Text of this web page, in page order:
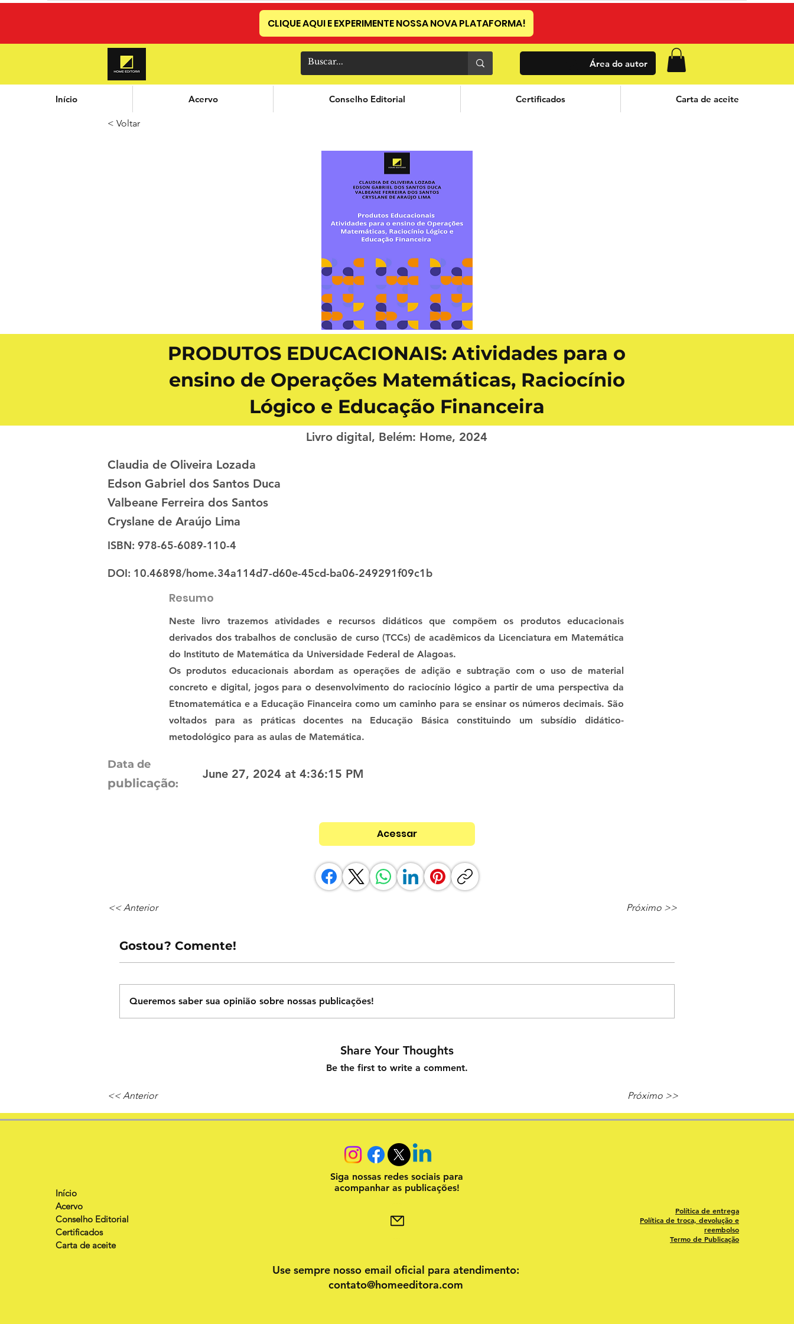
Área do autor
CLIQUE AQUI E EXPERIMENTE NOSSA NOVA PLATAFORMA!
Início Acervo Conselho Editorial Certificados Carta de aceite
< Voltar
PRODUTOS EDUCACIONAIS: Atividades para o
ensino de Operações Matemáticas, Raciocínio
Lógico e Educação Financeira
Livro digital, Belém: Home, 2024
Claudia de Oliveira Lozada
Edson Gabriel dos Santos Duca
Valbeane Ferreira dos Santos
Cryslane de Araújo Lima
ISBN: 978-65-6089-110-4
DOI: 10.46898/home.34a114d7-d60e-45cd-ba06-249291f09c1b
Resumo
Neste livro trazemos atividades e recursos didáticos que compõem os produtos educacionais
derivados dos trabalhos de conclusão de curso (TCCs) de acadêmicos da Licenciatura em Matemática
do Instituto de Matemática da Universidade Federal de Alagoas.
Os produtos educacionais abordam as operações de adição e subtração com o uso de material
concreto e digital, jogos para o desenvolvimento do raciocínio lógico a partir de uma perspectiva da
Etnomatemática e a Educação Financeira como um caminho para se ensinar os números decimais. São
voltados para as práticas docentes na Educação Básica constituindo um subsídio didático-
metodológico para as aulas de Matemática.
Data de
publicação:
June 27, 2024 at 4:36:15 PM
Acessar
<< Anterior Próximo >>
Gostou? Comente!
Queremos saber sua opinião sobre nossas publicações!
Share Your Thoughts
Be the first to write a comment.
<< Anterior Próximo >>
Início
Acervo
Conselho Editorial
Certificados
Carta de aceite
Siga nossas redes sociais para
acompanhar as publicações!
Política de entrega
Política de troca, devolução e
reembolso
Termo de Publicação
Use sempre nosso email oficial para atendimento:
contato@homeeditora.com